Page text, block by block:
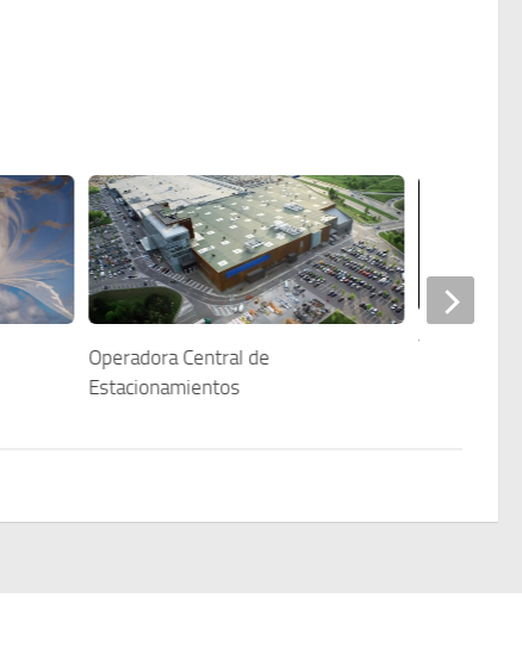
Operadora Central de
Estacionamientos
Viveros